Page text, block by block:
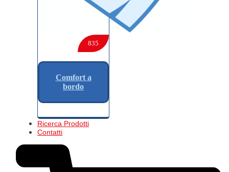
835
Comfort a
bordo
Ricerca Prodotti
Contatti